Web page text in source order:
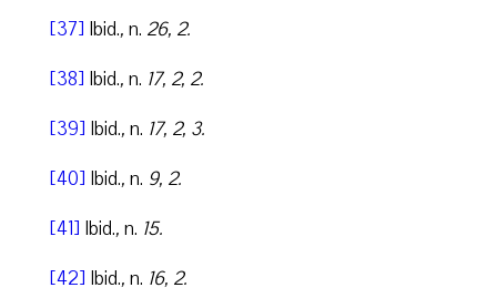
[37] Ibid., n. 26, 2.
[38] Ibid., n. 17, 2, 2.
[39] Ibid., n. 17, 2, 3.
[40] Ibid., n. 9, 2.
[41] Ibid., n. 15.
[42] Ibid., n. 16, 2.